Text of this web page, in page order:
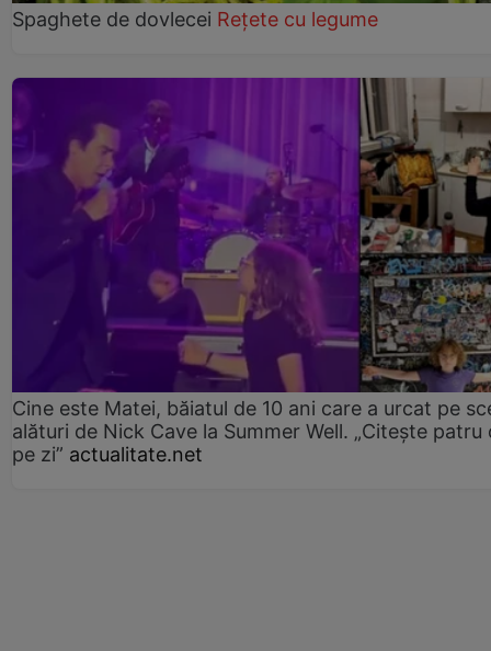
Spaghete de dovlecei Rețete cu legume
Cine este Matei, băiatul de 10 ani care a urcat pe
alături de Nick Cave la Summer Well. „Citește patru
pe zi” actualitate.net